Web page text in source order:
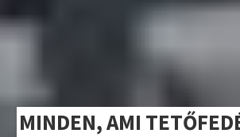
MINDEN, AMI